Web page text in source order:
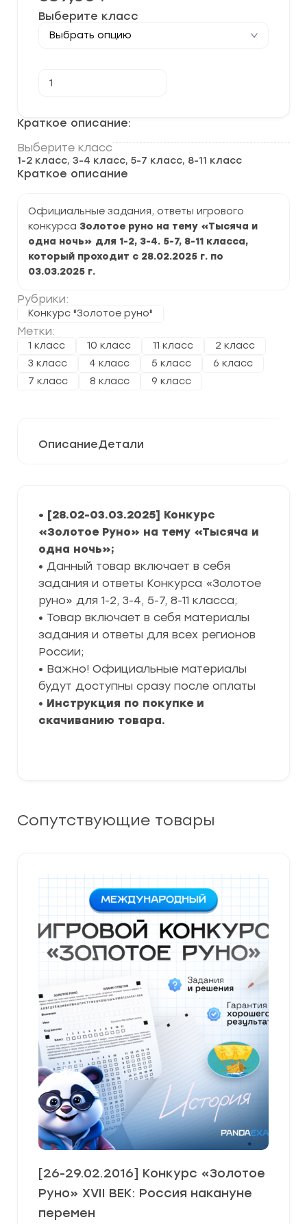
Краткое описание:
Выберите класс
1-2 класс, 3-4 класс, 5-7 класс, 8-11 класс
Краткое описание
Официальные задания, ответы игрового
конкурса Золотое руно на тему «Тысяча и
одна ночь» для 1-2, 3-4. 5-7, 8-11 класса,
который проходит с 28.02.2025 г. по
03.03.2025 г.
Рубрики:
Конкурс "Золотое руно"
Метки:
1 класс 10 класс 11 класс
2 класс
3 класс
4 класс 5 класс
6 класс
7 класс
8 класс 9 класс
Выберите класс
товара
Конкурс
"Золотое
Руно"
на
тему
"Тысяча
ночь"
задания
и
ответы
ОписаниеДетали
• [28.02-03.03.2025] Конкурс
«Золотое Руно» на тему «Тысяча и
одна ночь»;
• Данный товар включает в себя
задания и ответы Конкурса «Золотое
руно» для 1-2, 3-4, 5-7, 8-11 класса;
• Товар включает в себя материалы
задания и ответы для всех регионов
России;
• Важно! Официальные материалы
будут доступны сразу после оплаты
• Инструкция по покупке и
скачиванию товара.
Сопутствующие товары
[26-29.02.2016] Конкурс «Золотое
Руно» XVII ВЕК: Россия накануне
перемен